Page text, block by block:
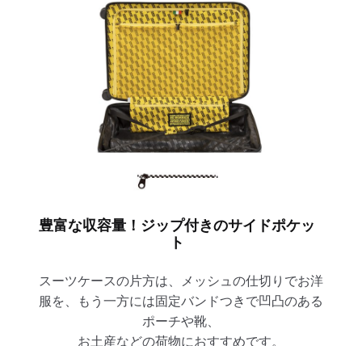
豊富な収容量！ジップ付きのサイドポケッ
ト
スーツケースの片方は、メッシュの仕切りでお洋
服を、もう一方には固定バンドつきで凹凸のある
ポーチや靴、
お土産などの荷物におすすめです。